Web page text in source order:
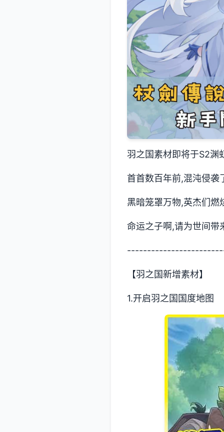
羽之国素材即将于S2渊
首首数百年前,混沌侵袭
黑暗笼罩万物,英杰们燃
命运之子啊,请为世间带
【羽之国新增素材】
1.开启羽之国国度地图